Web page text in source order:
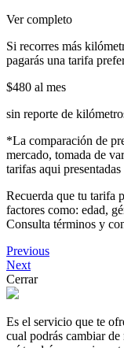
Ver completo
Si recorres más
pagarás una tarifa
$480 al mes
sin reporte de
*La comparación de
mercado, tomada de
tarifas aqui
Recuerda que tu tarifa
factores como: edad,
Consulta términos y
Previous
Next
Cerrar
Es el servicio que te
cual podrás cambiar